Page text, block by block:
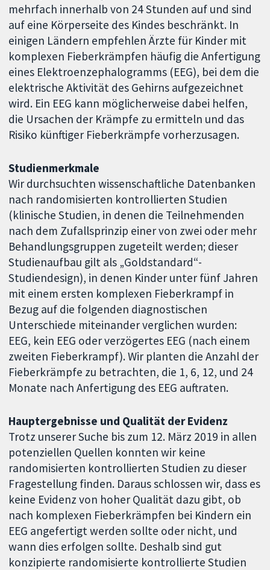
mehrfach innerhalb von 24 Stunden auf und sind
auf eine Körperseite des Kindes beschränkt. In
einigen Ländern empfehlen Ärzte für Kinder mit
komplexen Fieberkrämpfen häufig die Anfertigung
eines Elektroenzephalogramms (EEG), bei dem die
elektrische Aktivität des Gehirns aufgezeichnet
wird. Ein EEG kann möglicherweise dabei helfen,
die Ursachen der Krämpfe zu ermitteln und das
Risiko künftiger Fieberkrämpfe vorherzusagen.
Studienmerkmale
Wir durchsuchten wissenschaftliche Datenbanken
nach randomisierten kontrollierten Studien
(klinische Studien, in denen die Teilnehmenden
nach dem Zufallsprinzip einer von zwei oder mehr
Behandlungsgruppen zugeteilt werden; dieser
Studienaufbau gilt als „Goldstandard“-
Studiendesign), in denen Kinder unter fünf Jahren
mit einem ersten komplexen Fieberkrampf in
Bezug auf die folgenden diagnostischen
Unterschiede miteinander verglichen wurden:
EEG, kein EEG oder verzögertes EEG (nach einem
zweiten Fieberkrampf). Wir planten die Anzahl der
Fieberkrämpfe zu betrachten, die 1, 6, 12, und 24
Monate nach Anfertigung des EEG auftraten.
Hauptergebnisse und Qualität der Evidenz
Trotz unserer Suche bis zum 12. März 2019 in allen
potenziellen Quellen konnten wir keine
randomisierten kontrollierten Studien zu dieser
Fragestellung finden. Daraus schlossen wir, dass es
keine Evidenz von hoher Qualität dazu gibt, ob
nach komplexen Fieberkrämpfen bei Kindern ein
EEG angefertigt werden sollte oder nicht, und
wann dies erfolgen sollte. Deshalb sind gut
konzipierte randomisierte kontrollierte Studien